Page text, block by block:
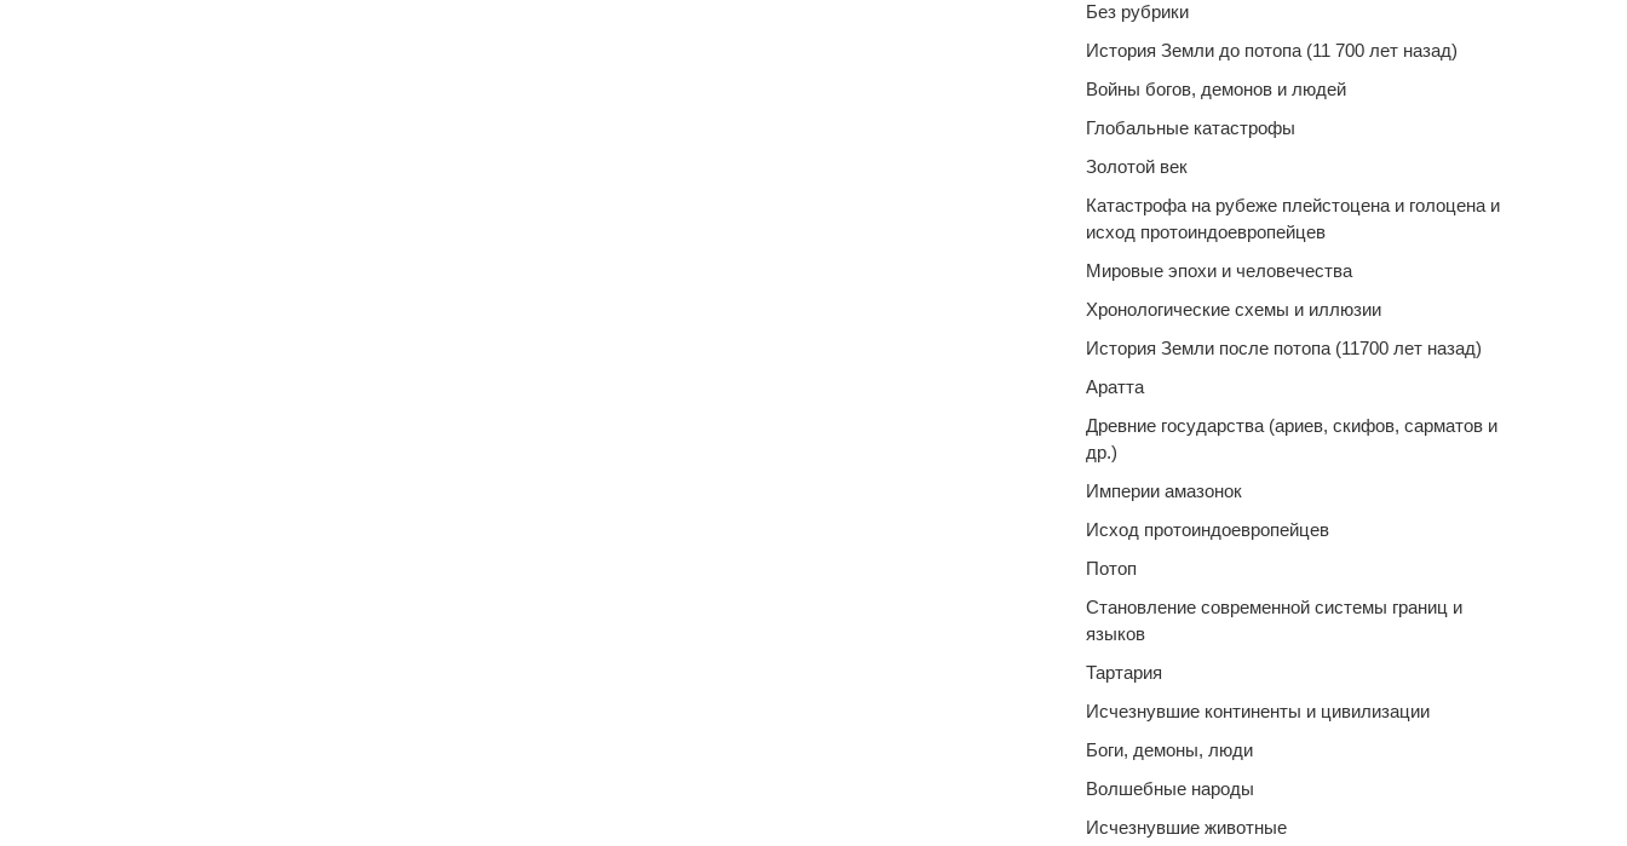
Без рубрики
История Земли до потопа (11 700 лет назад)
Войны богов, демонов и людей
Глобальные катастрофы
Золотой век
Катастрофа на рубеже плейстоцена и голоцена и
исход протоиндоевропейцев
Мировые эпохи и человечества
Хронологические схемы и иллюзии
История Земли после потопа (11700 лет назад)
Аратта
Древние государства (ариев, скифов, сарматов и
др.)
Империи амазонок
Исход протоиндоевропейцев
Потоп
Становление современной системы границ и
языков
Тартария
Исчезнувшие континенты и цивилизации
Боги, демоны, люди
Волшебные народы
Исчезнувшие животные